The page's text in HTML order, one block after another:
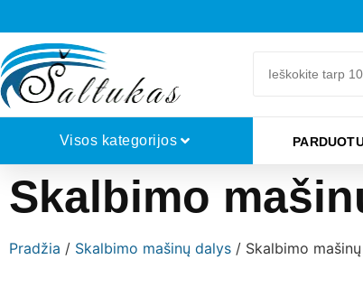
Visos kategorijos
Skalbimo
Pradžia / Skalbimo mašinų dalys / Skalbimo